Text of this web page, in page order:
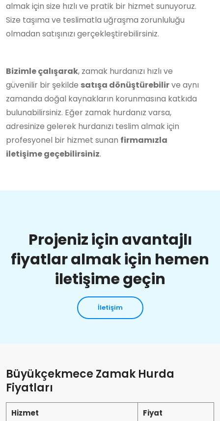
almak için size hızlı ve pratik bir hizmet sunuyoruz.
Size taşıma ve teslimatla uğraşma zorunluluğu
olmadan satışınızı gerçekleştirebilirsiniz.
Bizimle çalışarak, zamak hurdanızı hızlı ve
güvenilir bir şekilde satışa dönüştürebilirve aynı
zamanda doğal kaynakların korunmasına katkıda
bulunabilirsiniz. Eğer zamak hurdanız varsa,
adresinize gelerek hurdanızı teslim almak için
profesyonel bir hizmet sunan firmamızla
iletişime geçebilirsiniz.
Projeniz için avantajlı
fiyatlar almak için hemen
iletişime geçin
İletişim
Büyükçekmece Zamak Hurda
Fiyatları
Hizmet Fiyat